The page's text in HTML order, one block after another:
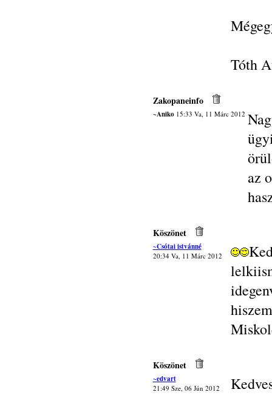
Tóth
Zakopaneinfo
~Aniko15:33 Va, 11 Márc 2012
az
Köszönet
~Csótai istvánné
20:34 Va, 11 Márc 2012
Köszönet
~edvart
21:49 Sze, 06 Jún 2012